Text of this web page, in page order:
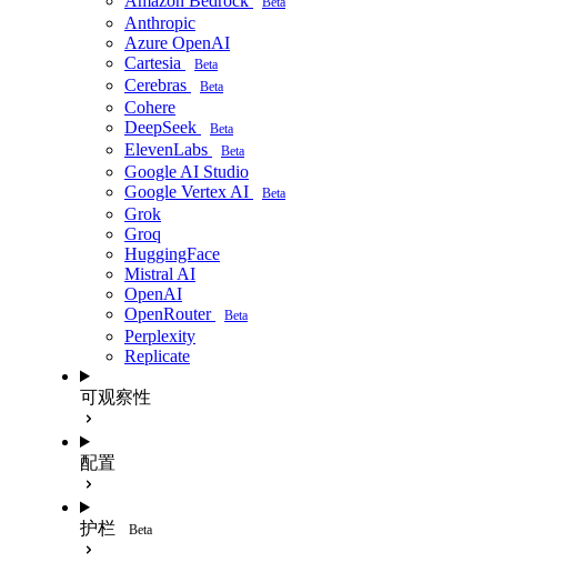
Anthropic
Azure OpenAI
Cartesia
Beta
Cerebras Beta
Cohere
DeepSeek
Beta
ElevenLabs Beta
Google AI Studio
Google Vertex AI
Beta
Grok
Groq
HuggingFace
Mistral AI
OpenAI
OpenRouter
Beta
Perplexity
Replicate
可观察性
配置
护栏 Beta